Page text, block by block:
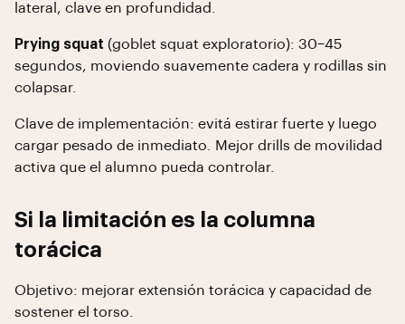
lateral, clave en profundidad.
Prying squat (goblet squat exploratorio): 30–45
segundos, moviendo suavemente cadera y rodillas sin
colapsar.
Clave de implementación: evitá estirar fuerte y luego
cargar pesado de inmediato. Mejor drills de movilidad
activa que el alumno pueda controlar.
Si la limitación es la columna
torácica
Objetivo: mejorar extensión torácica y capacidad de
sostener el torso.